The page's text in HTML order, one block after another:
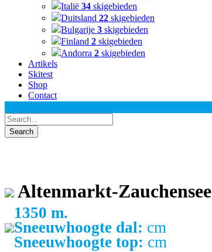
Italië 34 skigebieden
Duitsland 22 skigebieden
Bulgarije 3 skigebieden
Finland 2 skigebieden
Andorra 2 skigebieden
Artikels
Skitest
Shop
Contact
Altenmarkt-Zauchensee
1350 m.
Sneeuwhoogte dal: cm
Sneeuwhoogte top: cm